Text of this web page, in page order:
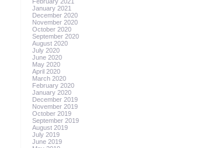
January 2021
December 2020
November 2020
October 2020
September 2020
August 2020
July 2020
June 2020
May 2020
April 2020
March 2020
February 2020
January 2020
December 2019
November 2019
October 2019
September 2019
August 2019
July 2019
June 2019